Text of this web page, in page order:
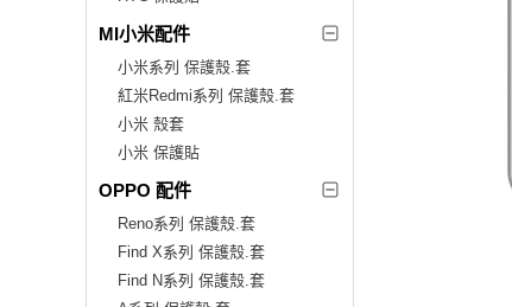
MI小米配件
小米系列 保護殼.套
紅米Redmi系列 保護殼.套
小米 殼套
小米 保護貼
OPPO 配件
Reno系列 保護殼.套
Find X系列 保護殼.套
Find N系列 保護殼.套